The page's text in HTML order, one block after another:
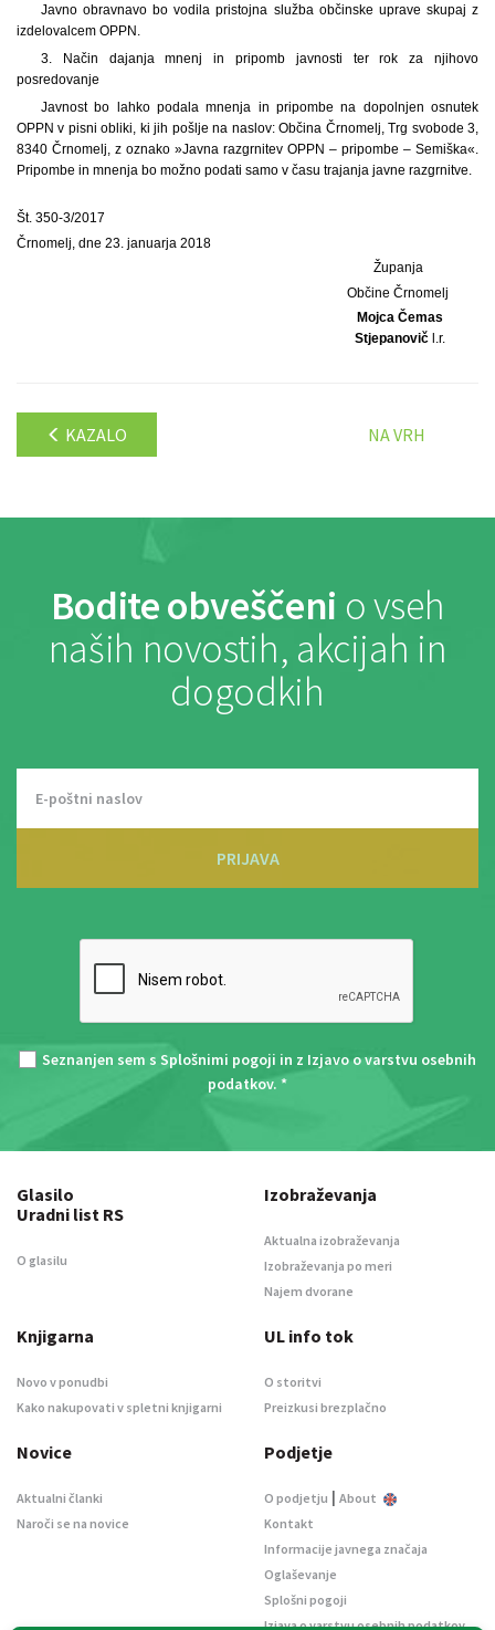
Javno obravnavo bo vodila pristojna služba občinske uprave skupaj z
izdelovalcem OPPN.
3. Način dajanja mnenj in pripomb javnosti ter rok za njihovo
posredovanje
Javnost bo lahko podala mnenja in pripombe na dopolnjen osnutek
OPPN v pisni obliki, ki jih pošlje na naslov: Občina Črnomelj, Trg svobode 3,
8340 Črnomelj, z oznako »Javna razgrnitev OPPN – pripombe – Semiška«.
Pripombe in mnenja bo možno podati samo v času trajanja javne razgrnitve.
Št. 350-3/2017
Črnomelj, dne 23. januarja 2018
Županja
Občine Črnomelj
Mojca Čemas
Stjepanovičl.r.
KAZALO NA VRH
Bodite obveščeni o vseh
naših novostih, akcijah in
dogodkih
PRIJAVA
Seznanjen sem s Splošnimi pogoji in z Izjavo o varstvu osebnih
podatkov. *
Glasilo
Uradni list RS
O glasilu
Izobraževanja
Aktualna izobraževanja
Izobraževanja po meri
Najem dvorane
Knjigarna
Novo v ponudbi
Kako nakupovati v spletni knjigarni
UL info tok
O storitvi
Preizkusi brezplačno
Novice
Aktualni članki
Naroči se na novice
Podjetje
O podjetju | About
Kontakt
Informacije javnega značaja
Oglaševanje
Splošni pogoji
Izjava o varstvu osebnih podatkov